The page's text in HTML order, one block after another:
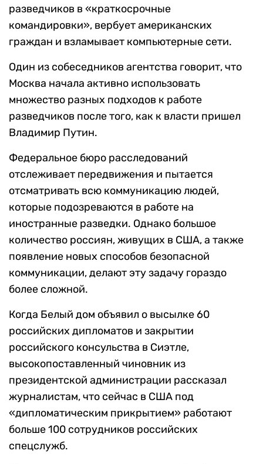
разведчиков в «краткосрочные
командировки», вербует американских
граждан и взламывает компьютерные сети.
Один из собеседников агентства говорит, что
Москва начала активно использовать
множество разных подходов к работе
разведчиков после того, как к власти пришел
Владимир Путин.
Федеральное бюро расследований
отслеживает передвижения и пытается
отсматривать всю коммуникацию людей,
которые подозреваются в работе на
иностранные разведки. Однако большое
количество россиян, живущих в США, а также
появление новых способов безопасной
коммуникации, делают эту задачу гораздо
более сложной.
Когда Белый дом объявил о высылке 60
российских дипломатов и закрытии
российского консульства в Сиэтле,
высокопоставленный чиновник из
президентской администрации рассказал
журналистам, что сейчас в США под
«дипломатическим прикрытием» работают
больше 100 сотрудников российских
спецслужб.